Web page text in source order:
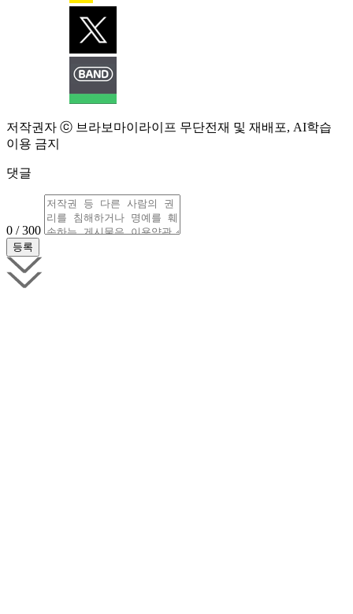
저작권자 ⓒ 브라보마이라이프 무단전재 및 재배포, AI학습
이용 금지
댓글
0 / 300